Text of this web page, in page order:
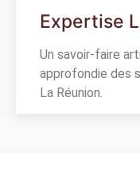
Expertise
Un savoir-faire
approfondie des
La Réunion.